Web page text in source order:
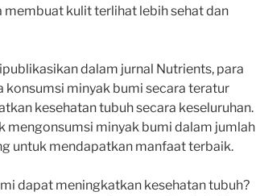
membuat kulit terlihat lebih sehat dan
dalam jurnal Nutrients, para
konsumsi minyak bumi secara teratur
kesehatan tubuh secara keseluruhan.
mengonsumsi minyak bumi dalam jumlah
untuk mendapatkan manfaat terbaik.
dapat meningkatkan kesehatan tubuh?